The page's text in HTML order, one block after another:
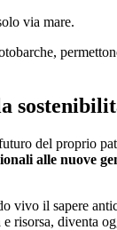
via mare.
del proprio
alle nuove
vivo il sapere
risorsa, diventa